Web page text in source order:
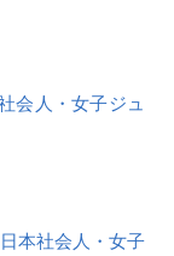
会人・女子ジュ
本社会人・女子